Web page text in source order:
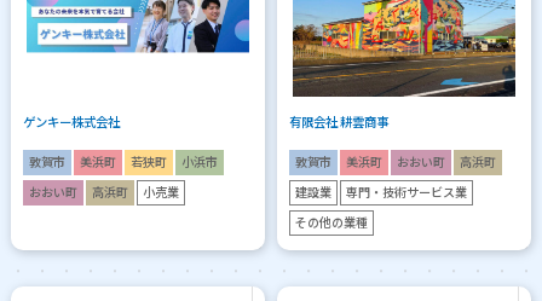
ゲンキー株式会社
敦賀市 美浜町 若狭町 小浜市
おおい町 高浜町 小売業
有限会社 耕雲商事
敦賀市 美浜町 おおい町 高浜町
建設業 専門・技術サービス業
その他の業種